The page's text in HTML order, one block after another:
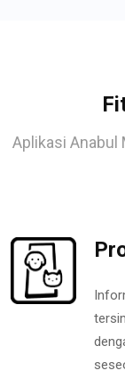
Aplikasi Anabul